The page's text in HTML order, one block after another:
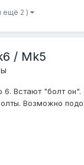
ещё 2 )
/ Mk5
Встают "болт
Возможно